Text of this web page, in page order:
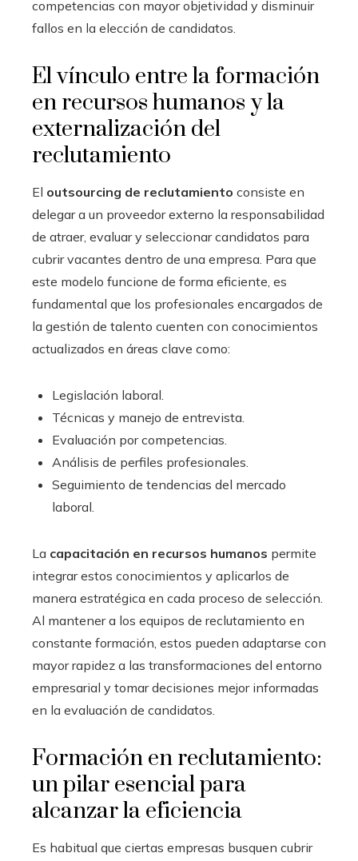
competencias con mayor objetividad y disminuir
fallos en la elección de candidatos.
El vínculo entre la formación
en recursos humanos y la
externalización del
reclutamiento
El outsourcing de reclutamiento consiste en
delegar a un proveedor externo la responsabilidad
de atraer, evaluar y seleccionar candidatos para
cubrir vacantes dentro de una empresa. Para que
este modelo funcione de forma eficiente, es
fundamental que los profesionales encargados de
la gestión de talento cuenten con conocimientos
actualizados en áreas clave como:
Legislación laboral.
Técnicas y manejo de entrevista.
Evaluación por competencias.
Análisis de perfiles profesionales.
Seguimiento de tendencias del mercado
laboral.
La capacitación en recursos humanos permite
integrar estos conocimientos y aplicarlos de
manera estratégica en cada proceso de selección.
Al mantener a los equipos de reclutamiento en
constante formación, estos pueden adaptarse con
mayor rapidez a las transformaciones del entorno
empresarial y tomar decisiones mejor informadas
en la evaluación de candidatos.
Formación en reclutamiento:
un pilar esencial para
alcanzar la eficiencia
Es habitual que ciertas empresas busquen cubrir